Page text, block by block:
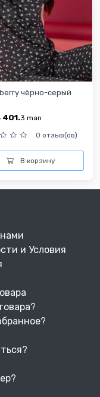
чёрно-серый
401.3 man
0 отзыв(ов)
В корзину
и Условия